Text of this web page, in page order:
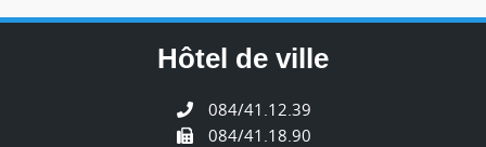
Hôtel de ville
084/41.12.39
084/41.18.90